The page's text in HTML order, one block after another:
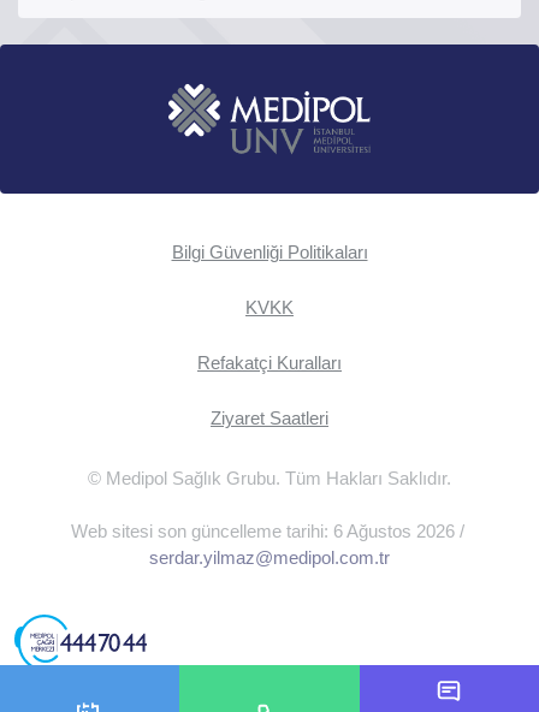
Bilgi Güvenliği Politikaları
KVKK
Refakatçi Kuralları
Ziyaret Saatleri
© Medipol Sağlık Grubu. Tüm Hakları Saklıdır.
Web sitesi son güncelleme tarihi: 6 Ağustos 2026 /
serdar.yilmaz@medipol.com.tr